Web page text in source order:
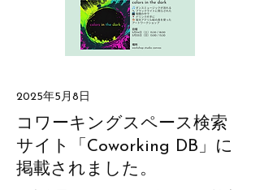
2025年5月8日
コワーキングスペース検索
サイト「Coworking DB」に
掲載されました。